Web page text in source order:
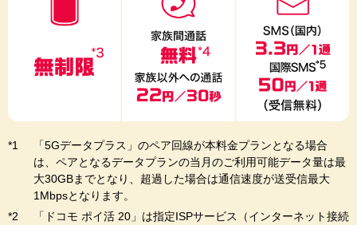
「5Gデータプラス」のペア回線が本料金プランとなる場合
は、ペアとなるデータプランの当月のご利用可能データ量は最
大30GBまでとなり、超過した場合は通信速度が送受信最大
1Mbpsとなります。
「ドコモ ポイ活 20」は指定ISPサービス（インターネット接続